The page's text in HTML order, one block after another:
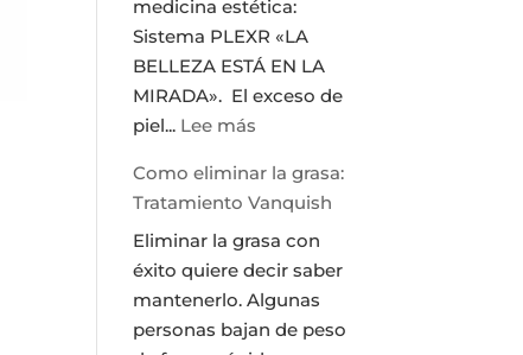
medicina estética:
Sistema PLEXR «LA
BELLEZA ESTÁ EN LA
MIRADA». El exceso de
piel... Lee más
sin
cirugia
Sistema
PLEXR
Como eliminar la grasa:
Tratamiento Vanquish
Eliminar la grasa con
éxito quiere decir saber
mantenerlo. Algunas
personas bajan de peso